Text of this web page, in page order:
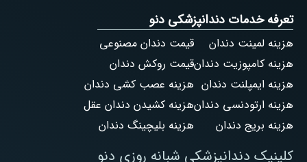
کلینیک دندانپزشکی شبانه روزی دنو
تعرفه خدمات دندانپزشکی دنو
هزینه لمینت دندان
هزینه کامپوزیت دندان
هزینه ایمپلنت دندان
هزینه ارتودنسی دندان
هزینه بریج دندان
قیمت دندان مصنوعی
قیمت روکش دندان
هزینه عصب کشی دندان
هزینه کشیدن دندان عقل
هزینه بلیچینگ دندان